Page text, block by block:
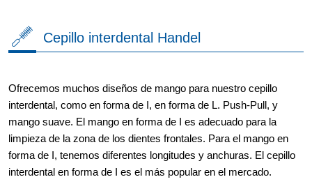
Cepillo interdental Handel
Ofrecemos muchos diseños de mango para nuestro cepillo
interdental, como en forma de I, en forma de L. Push-Pull, y
mango suave. El mango en forma de I es adecuado para la
limpieza de la zona de los dientes frontales. Para el mango en
forma de I, tenemos diferentes longitudes y anchuras. El cepillo
interdental en forma de I es el más popular en el mercado.